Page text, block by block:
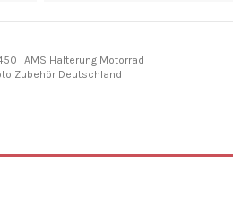
AMS Halterung Motorrad
Zubehör Deutschland